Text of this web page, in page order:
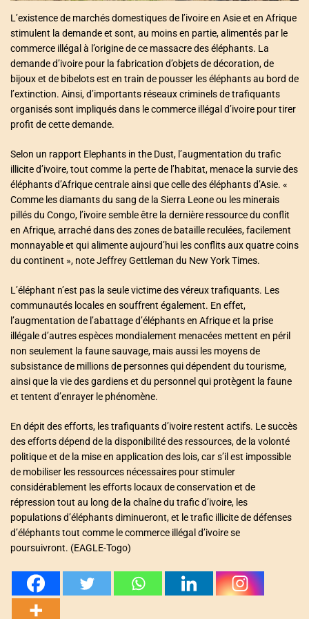
L’existence de marchés domestiques de l’ivoire en Asie et en Afrique
stimulent la demande et sont, au moins en partie, alimentés par le
commerce illégal à l’origine de ce massacre des éléphants. La
demande d’ivoire pour la fabrication d’objets de décoration, de
bijoux et de bibelots est en train de pousser les éléphants au bord de
l’extinction. Ainsi, d’importants réseaux criminels de trafiquants
organisés sont impliqués dans le commerce illégal d’ivoire pour tirer
profit de cette demande.
Selon un rapport Elephants in the Dust, l’augmentation du trafic
illicite d’ivoire, tout comme la perte de l’habitat, menace la survie des
éléphants d’Afrique centrale ainsi que celle des éléphants d’Asie. «
Comme les diamants du sang de la Sierra Leone ou les minerais
pillés du Congo, l’ivoire semble être la dernière ressource du conflit
en Afrique, arraché dans des zones de bataille reculées, facilement
monnayable et qui alimente aujourd’hui les conflits aux quatre coins
du continent », note Jeffrey Gettleman du New York Times.
L’éléphant n’est pas la seule victime des véreux trafiquants. Les
communautés locales en souffrent également. En effet,
l’augmentation de l’abattage d’éléphants en Afrique et la prise
illégale d’autres espèces mondialement menacées mettent en péril
non seulement la faune sauvage, mais aussi les moyens de
subsistance de millions de personnes qui dépendent du tourisme,
ainsi que la vie des gardiens et du personnel qui protègent la faune
et tentent d’enrayer le phénomène.
En dépit des efforts, les trafiquants d’ivoire restent actifs. Le succès
des efforts dépend de la disponibilité des ressources, de la volonté
politique et de la mise en application des lois, car s’il est impossible
de mobiliser les ressources nécessaires pour stimuler
considérablement les efforts locaux de conservation et de
répression tout au long de la chaîne du trafic d’ivoire, les
populations d’éléphants diminueront, et le trafic illicite de défenses
d’éléphants tout comme le commerce illégal d’ivoire se
poursuivront. (EAGLE-Togo)